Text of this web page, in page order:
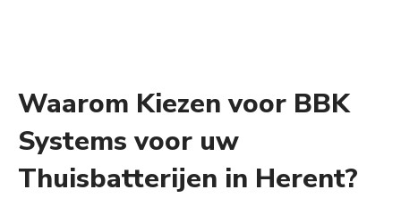
Waarom Kiezen voor BBK
Systems voor uw
Thuisbatterijen in Herent?